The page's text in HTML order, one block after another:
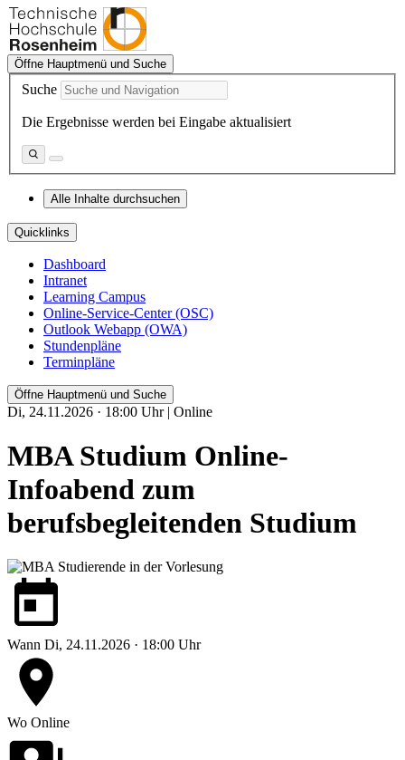
Öffne Hauptmenü und Suche
Suche
Die Ergebnisse werden bei Eingabe aktualisiert
Alle Inhalte durchsuchen
Quicklinks
Dashboard
Intranet
Learning Campus
Online-Service-Center (OSC)
Outlook Webapp (OWA)
Stundenpläne
Terminpläne
Öffne Hauptmenü und Suche
Di, 24.11.2026 · 18:00 Uhr | Online
MBA Studium Online-
Infoabend zum
berufsbegleitenden Studium
Wann Di, 24.11.2026 · 18:00 Uhr
Wo Online